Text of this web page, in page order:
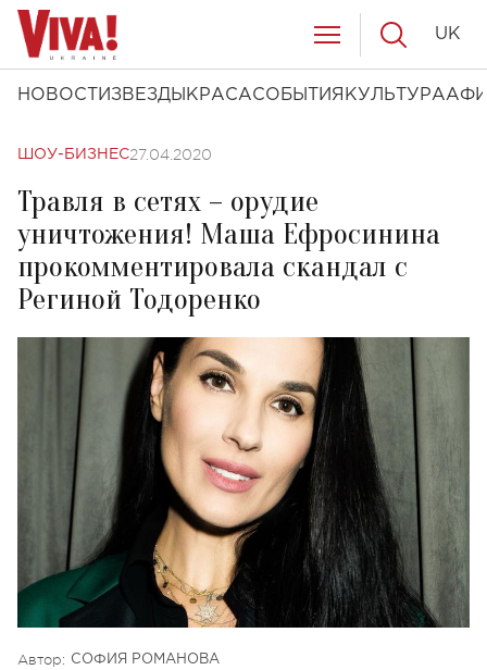
НОВОСТИ ЗВЕЗДЫ КРАСАСОБЫТИЯ КУЛЬТУРА
UK
ШОУ-БИЗНЕС27.04.2020
Травля в сетях – орудие
уничтожения! Маша Ефросинина
прокомментировала скандал с
Региной Тодоренко
Автор: СОФИЯ РОМАНОВА